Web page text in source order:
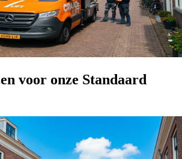
voor onze Standaard